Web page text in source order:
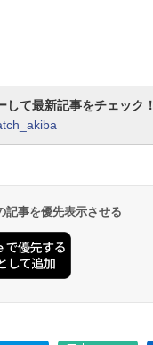
て最新記事をチェック！
事を優先表示させる